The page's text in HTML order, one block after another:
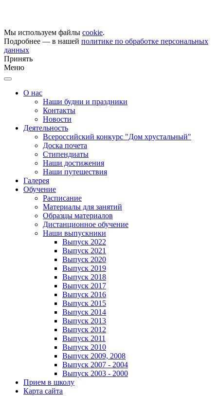
Мы используем файлы cookie.
Подробнее — в нашей политике по обработке персональных
данных
Принять
Меню
О нас
Наши будни и праздники
Контакты
Новости
Деятельность
Всероссийский конкурс "Дом хрустальный"
Доска почета
Стипендиаты
Наши достижения
Наши путешествия
Галерея
Обучение
Расписание
Материалы для занятий
Образцы материалов
Дистанционное обучение
Наши выпускники
Выпуск 2022
Выпуск 2021
Выпуск 2020
Выпуск 2019
Выпуск 2018
Выпуск 2017
Выпуск 2016
Выпуск 2015
Выпуск 2014
Выпуск 2013
Выпуск 2012
Выпуск 2011
Выпуск 2010
Выпуск 2009, 2008
Выпуск 2007 - 2004
Выпуск 2003 - 2000
Прием в школу
Карта сайта